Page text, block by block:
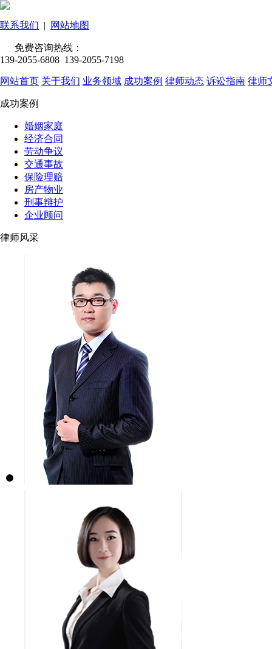
联系我们 | 网站地图
免费咨询热线：
139-2055-6808 139-2055-7198
网站首页 关于我们 业务领域 成功案例 律师动态 诉讼指南 律师
成功案例
婚姻家庭
经济合同
劳动争议
交通事故
保险理赔
房产物业
刑事辩护
企业顾问
律师风采